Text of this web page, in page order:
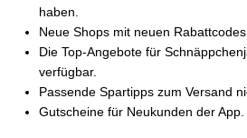
haben.
Neue Shops mit neuen
Die Top-Angebote für
verfügbar.
Passende Spartipps zum Versand
Gutscheine für Neukunden der App.